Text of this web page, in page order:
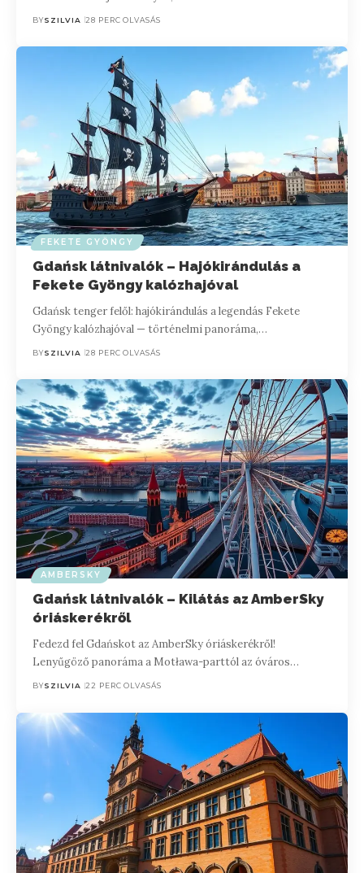
BYSZILVIA 28 PERC OLVASÁS
FEKETE GYÖNGY
Gdańsk látnivalók – Hajókirándulás a
Fekete Gyöngy kalózhajóval
Gdańsk tenger felől: hajókirándulás a legendás Fekete
Gyöngy kalózhajóval — történelmi panoráma,…
BYSZILVIA 28 PERC OLVASÁS
AMBERSKY
Gdańsk látnivalók – Kilátás az AmberSky
óriáskerékről
Fedezd fel Gdańskot az AmberSky óriáskerékről!
Lenyűgöző panoráma a Motława-parttól az óváros…
BYSZILVIA 22 PERC OLVASÁS